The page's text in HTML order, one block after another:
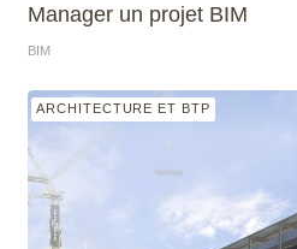
Manager un projet BIM
BIM
ARCHITECTURE ET BTP